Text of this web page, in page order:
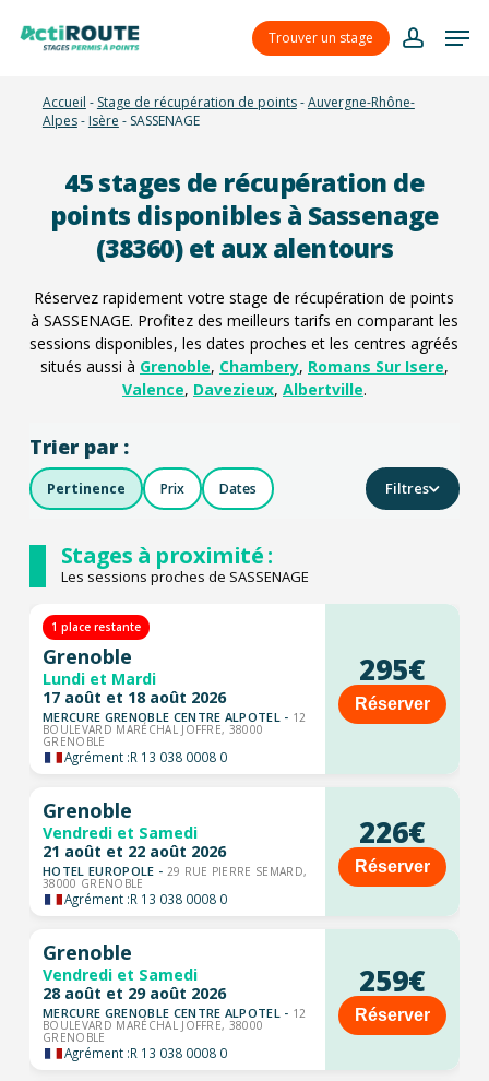
Trouver un stage
account
Accueil - Stage de récupération de points-Auvergne-Rhône-
Alpes- Isère - SASSENAGE
45stages de récupération de
points disponibles à Sassenage
(38360) et aux alentours
Réservez rapidement votre stage de récupération de points
à SASSENAGE. Profitez des meilleurs tarifs en comparant les
sessions disponibles, les dates proches et les centres agréés
situés aussi à Grenoble, Chambery, Romans Sur Isere,
Valence, Davezieux, Albertville.
Trier par :
Pertinence Prix Dates Filtres
Stages à proximité :
Les sessions proches de SASSENAGE
1 place restante
Grenoble
Lundi et Mardi
17 août et 18 août 2026
MERCURE GRENOBLE CENTRE ALPOTEL - 12
BOULEVARD MARÉCHAL JOFFRE, 38000
GRENOBLE
Agrément :R 13 038 0008 0
295€
Réserver
Grenoble
Vendredi et Samedi
21 août et 22 août 2026
HOTEL EUROPOLE - 29 RUE PIERRE SEMARD,
38000 GRENOBLE
Agrément :R 13 038 0008 0
226€
Réserver
Grenoble
Vendredi et Samedi
28 août et 29 août 2026
MERCURE GRENOBLE CENTRE ALPOTEL - 12
BOULEVARD MARÉCHAL JOFFRE, 38000
GRENOBLE
Agrément :R 13 038 0008 0
259€
Réserver